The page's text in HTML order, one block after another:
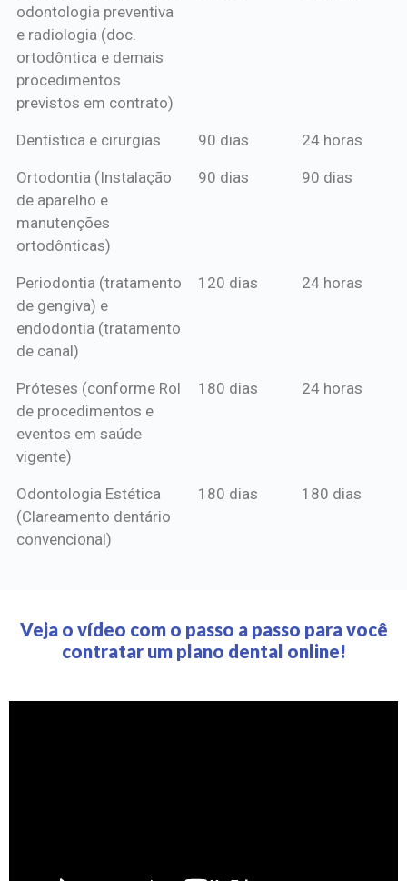
odontologia preventiva
e radiologia (doc.
ortodôntica e demais
procedimentos
previstos em contrato)
Dentística e cirurgias 90 dias 24 horas
Ortodontia (Instalação
de aparelho e
manutenções
ortodônticas)
90 dias 90 dias
Periodontia (tratamento
de gengiva) e
endodontia (tratamento
de canal)
120 dias 24 horas
Próteses (conforme Rol
de procedimentos e
eventos em saúde
vigente)
180 dias 24 horas
Odontologia Estética
(Clareamento dentário
convencional)
180 dias 180 dias
Veja o vídeo com o passo a passo para você
contratar um plano dental online!